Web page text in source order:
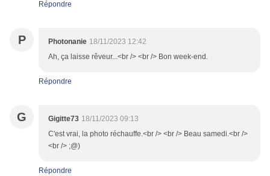
Répondre
P Photonanie 18/11/2023 12:42
Ah, ça laisse rêveur...<br /> <br /> Bon week-end.
Répondre
G Gigitte73 18/11/2023 09:13
C'est vrai, la photo réchauffe.<br /> <br /> Beau samedi.<br />
<br /> ;@)
Répondre